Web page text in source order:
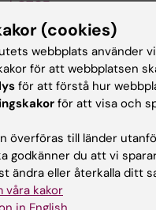
CTCF occupancy
binding
A;
Lehmann S
THE AMERICAN
of Proline
S; Aivaliotis M;
N; Miliara S;
V; Kokkinidis M
for optimal TRAF3
(cookies)
webbplats använder
för att webbplatsen
för att förstå hur
för att visa och
överföras till länder
godkänner du att vi
ändra eller återkalla ditt
våra kakor